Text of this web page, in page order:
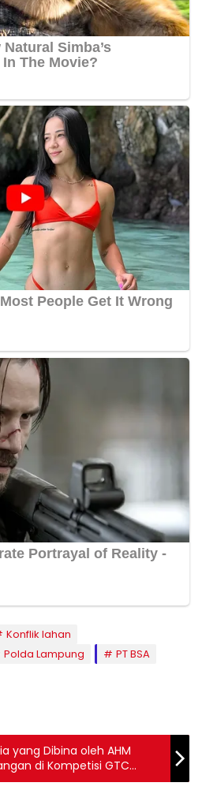
Konflik lahan
Polda Lampung
PT BSA
yang Dibina oleh AHM
di Kompetisi GTC